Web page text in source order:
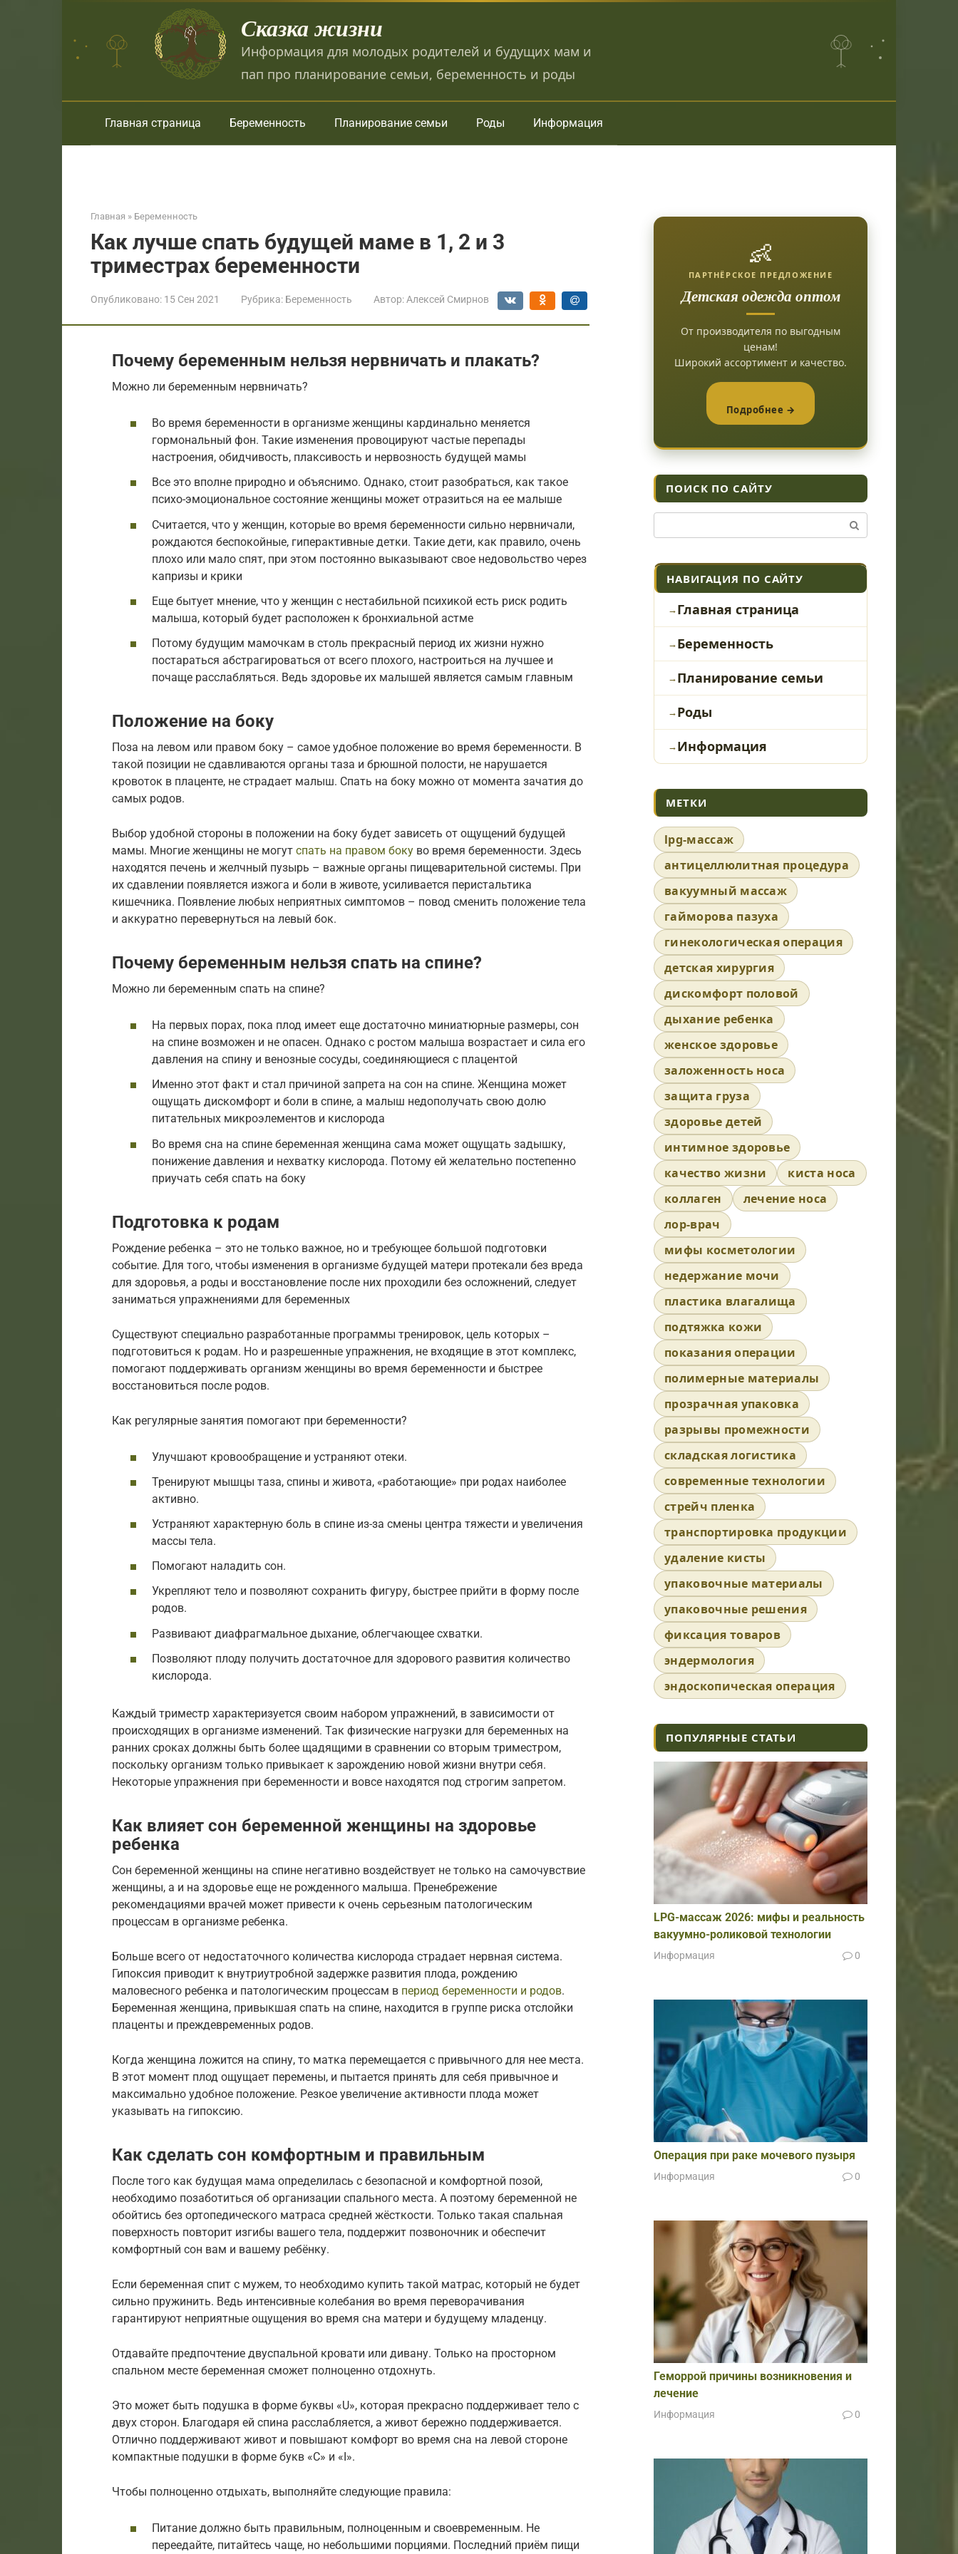
Сказка жизни
Информация для молодых родителей и будущих мам и
пап про планирование семьи, беременность и роды
Главная страница Беременность Планирование семьи Роды Информация
Главная » Беременность
Как лучше спать будущей маме в 1, 2 и 3
триместрах беременности
Опубликовано: 15 Сен 2021 Рубрика: Беременность Автор: Алексей Смирнов
Почему беременным нельзя нервничать и плакать?
Можно ли беременным нервничать?
Во время беременности в организме женщины кардинально меняется
гормональный фон. Такие изменения провоцируют частые перепады
настроения, обидчивость, плаксивость и нервозность будущей мамы
Все это вполне природно и объяснимо. Однако, стоит разобраться, как такое
психо-эмоциональное состояние женщины может отразиться на ее малыше
Считается, что у женщин, которые во время беременности сильно нервничали,
рождаются беспокойные, гиперактивные детки. Такие дети, как правило, очень
плохо или мало спят, при этом постоянно выказывают свое недовольство через
капризы и крики
Еще бытует мнение, что у женщин с нестабильной психикой есть риск родить
малыша, который будет расположен к бронхиальной астме
Потому будущим мамочкам в столь прекрасный период их жизни нужно
постараться абстрагироваться от всего плохого, настроиться на лучшее и
почаще расслабляться. Ведь здоровье их малышей является самым главным
Положение на боку
Поза на левом или правом боку – самое удобное положение во время беременности. В
такой позиции не сдавливаются органы таза и брюшной полости, не нарушается
кровоток в плаценте, не страдает малыш. Спать на боку можно от момента зачатия до
самых родов.
Выбор удобной стороны в положении на боку будет зависеть от ощущений будущей
мамы. Многие женщины не могут спать на правом боку во время беременности. Здесь
находятся печень и желчный пузырь – важные органы пищеварительной системы. При
их сдавлении появляется изжога и боли в животе, усиливается перистальтика
кишечника. Появление любых неприятных симптомов – повод сменить положение тела
и аккуратно перевернуться на левый бок.
Почему беременным нельзя спать на спине?
Можно ли беременным спать на спине?
На первых порах, пока плод имеет еще достаточно миниатюрные размеры, сон
на спине возможен и не опасен. Однако с ростом малыша возрастает и сила его
давления на спину и венозные сосуды, соединяющиеся с плацентой
Именно этот факт и стал причиной запрета на сон на спине. Женщина может
ощущать дискомфорт и боли в спине, а малыш недополучать свою долю
питательных микроэлементов и кислорода
Во время сна на спине беременная женщина сама может ощущать задышку,
понижение давления и нехватку кислорода. Потому ей желательно постепенно
приучать себя спать на боку
Подготовка к родам
Рождение ребенка – это не только важное, но и требующее большой подготовки
событие. Для того, чтобы изменения в организме будущей матери протекали без вреда
для здоровья, а роды и восстановление после них проходили без осложнений, следует
заниматься упражнениями для беременных
Существуют специально разработанные программы тренировок, цель которых –
подготовиться к родам. Но и разрешенные упражнения, не входящие в этот комплекс,
помогают поддерживать организм женщины во время беременности и быстрее
восстановиться после родов.
Как регулярные занятия помогают при беременности?
Улучшают кровообращение и устраняют отеки.
Тренируют мышцы таза, спины и живота, «работающие» при родах наиболее
активно.
Устраняют характерную боль в спине из-за смены центра тяжести и увеличения
массы тела.
Помогают наладить сон.
Укрепляют тело и позволяют сохранить фигуру, быстрее прийти в форму после
родов.
Развивают диафрагмальное дыхание, облегчающее схватки.
Позволяют плоду получить достаточное для здорового развития количество
кислорода.
Каждый триместр характеризуется своим набором упражнений, в зависимости от
происходящих в организме изменений. Так физические нагрузки для беременных на
ранних сроках должны быть более щадящими в сравнении со вторым триместром,
поскольку организм только привыкает к зарождению новой жизни внутри себя.
Некоторые упражнения при беременности и вовсе находятся под строгим запретом.
Как влияет сон беременной женщины на здоровье
ребенка
Сон беременной женщины на спине негативно воздействует не только на самочувствие
женщины, а и на здоровье еще не рожденного малыша. Пренебрежение
рекомендациями врачей может привести к очень серьезным патологическим
процессам в организме ребенка.
Больше всего от недостаточного количества кислорода страдает нервная система.
Гипоксия приводит к внутриутробной задержке развития плода, рождению
маловесного ребенка и патологическим процессам в период беременности и родов.
Беременная женщина, привыкшая спать на спине, находится в группе риска отслойки
плаценты и преждевременных родов.
Когда женщина ложится на спину, то матка перемещается с привычного для нее места.
В этот момент плод ощущает перемены, и пытается принять для себя привычное и
максимально удобное положение. Резкое увеличение активности плода может
указывать на гипоксию.
Как сделать сон комфортным и правильным
После того как будущая мама определилась с безопасной и комфортной позой,
необходимо позаботиться об организации спального места. А поэтому беременной не
обойтись без ортопедического матраса средней жёсткости. Только такая спальная
поверхность повторит изгибы вашего тела, поддержит позвоночник и обеспечит
комфортный сон вам и вашему ребёнку.
Если беременная спит с мужем, то необходимо купить такой матрас, который не будет
сильно пружинить. Ведь интенсивные колебания во время переворачивания
гарантируют неприятные ощущения во время сна матери и будущему младенцу.
Отдавайте предпочтение двуспальной кровати или дивану. Только на просторном
спальном месте беременная сможет полноценно отдохнуть.
Это может быть подушка в форме буквы «U», которая прекрасно поддерживает тело с
двух сторон. Благодаря ей спина расслабляется, а живот бережно поддерживается.
Отлично поддерживают живот и повышают комфорт во время сна на левой стороне
компактные подушки в форме букв «С» и «I».
Чтобы полноценно отдыхать, выполняйте следующие правила:
Питание должно быть правильным, полноценным и своевременным. Не
переедайте, питайтесь чаще, но небольшими порциями. Последний приём пищи
👶
ПАРТНЁРСКОЕ ПРЕДЛОЖЕНИЕ
Детская одежда оптом
От производителя по выгодным
ценам!
Широкий ассортимент и качество.
Подробнее →
ПОИСК ПО САЙТУ
НАВИГАЦИЯ ПО САЙТУ
Главная страница
Беременность
Планирование семьи
Роды
Информация
МЕТКИ
lpg-массаж
антицеллюлитная процедура
вакуумный массаж
гайморова пазуха
гинекологическая операция
детская хирургия
дискомфорт половой
дыхание ребенка
женское здоровье
заложенность носа
защита груза
здоровье детей
интимное здоровье
качество жизни
киста носа
коллаген
лечение носа
лор-врач
мифы косметологии
недержание мочи
пластика влагалища
подтяжка кожи
показания операции
полимерные материалы
прозрачная упаковка
разрывы промежности
складская логистика
современные технологии
стрейч пленка
транспортировка продукции
удаление кисты
упаковочные материалы
упаковочные решения
фиксация товаров
эндермология
эндоскопическая операция
ПОПУЛЯРНЫЕ СТАТЬИ
LPG-массаж 2026: мифы и реальность
вакуумно-роликовой технологии
Информация 0
Операция при раке мочевого пузыря
Информация 0
Геморрой причины возникновения и
лечение
Информация 0